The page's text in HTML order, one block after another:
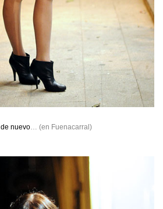
de nuevo… (en Fuenacarral)